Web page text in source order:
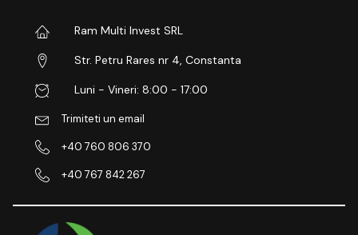
Ram Multi Invest SRL
Str. Petru Rares nr 4, Constanta
Luni - Vineri: 8:00 - 17:00
Trimiteti un email
+40 760 806 370
+40 767 842 267